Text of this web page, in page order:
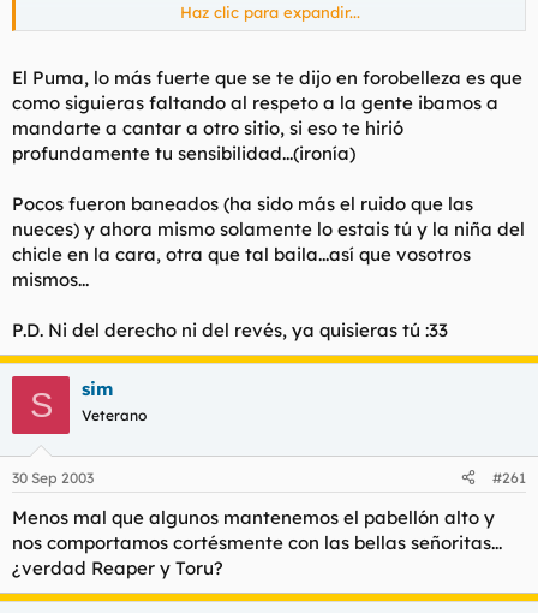
No voy a pedir perdon a nadie y menos a una persona como tu
No tengo otra cosa yo que hacer.
Q recuerde a ti tb se te fue la lengua pero tu postura
dictatorial hace tirar por el camino facil y censor.
Me la comes del reves.
Haz clic para expandir...
El Puma, lo más fuerte que se te dijo en forobelleza es que
como siguieras faltando al respeto a la gente ibamos a
mandarte a cantar a otro sitio, si eso te hirió
profundamente tu sensibilidad...(ironía)
Pocos fueron baneados (ha sido más el ruido que las
nueces) y ahora mismo solamente lo estais tú y la niña del
chicle en la cara, otra que tal baila...así que vosotros
mismos...
P.D. Ni del derecho ni del revés, ya quisieras tú :33
S sim
Veterano
30 Sep 2003 #261
Menos mal que algunos mantenemos el pabellón alto y
nos comportamos cortésmente con las bellas señoritas...
¿verdad Reaper y Toru?